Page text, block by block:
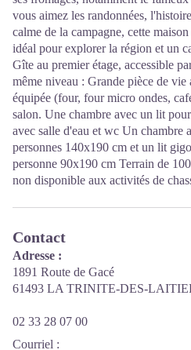
vous aimez les randonnées,
calme de la campagne, cette
idéal pour explorer la région et un
Gîte au premier étage, accessible
même niveau : Grande pièce de vie
équipée (four, four micro ondes,
salon. Une chambre avec un lit
avec salle d'eau et wc Un chambre
personnes 140x190 cm et un lit
personne 90x190 cm Terrain de
non disponible aux activités de
Contact
Adresse :
1891 Route de Gacé
61493 LA TRINITE-DES-
02 33 28 07 00
Courriel :